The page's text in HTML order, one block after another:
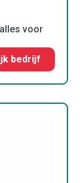
voor
bedrijf